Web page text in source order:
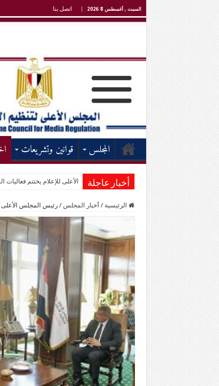
السبت , أغسطس 8 2026 اتصل بنا
المجلس قوانين وتشريعات
أخبار عاجلة الأعلى للإعلام يختتم فعاليات
الرئيسية / أخبار المجلس / رئيس المجلس الأعلى